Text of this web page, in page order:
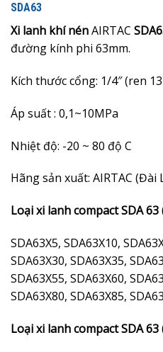
SDA63
Xi lanh khí nénAIRTAC
đường kính phi 63mm.
Kích thước cổng: 1/4″ (ren
Áp suất : 0,1~10MPa
Nhiệt độ: -20 ~ 80 độ C
Hãng sản xuất: AIRTAC (Đài
Loại xi lanh compact SDA
SDA63X5, SDA63X10,
SDA63X30, SDA63X35,
SDA63X55, SDA63X60,
SDA63X80, SDA63X85,
Loại xi lanh compact SDA